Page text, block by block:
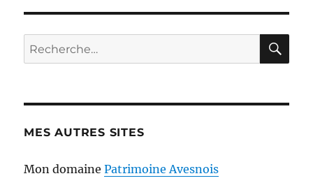
Recherche
pour :
MES AUTRES SITES
Mon domainePatrimoine Avesnois